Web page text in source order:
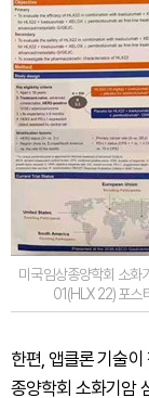
미국임상종양학회 소화
01(HLX 22) 포스
한편, 앱클론 기술
종양학회 소화기암